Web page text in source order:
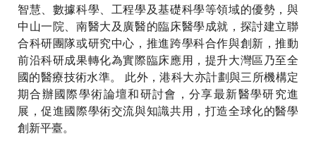
智慧、數據科學、工程學及基礎科學等領域的優勢，與
中山一院、南醫大及廣醫的臨床醫學成就，探討建立聯
合科研團隊或研究中心，推進跨學科合作與創新，推動
前沿科研成果轉化為實際臨床應用，提升大灣區乃至全
國的醫療技術水準。 此外，港科大亦計劃與三所機構定
期合辦國際學術論壇和研討會，分享最新醫學研究進
展，促進國際學術交流與知識共用，打造全球化的醫學
創新平臺。